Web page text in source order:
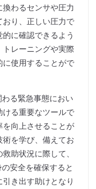
わるセンサや圧力
り、正しい圧力で
に確認できるよう
レーニングや実際
使用することがで
る緊急事態におい
る重要なツールで
向上させることが
を学び、備えてお
助状況に際して、
安全を確保すると
き出す助けとなり